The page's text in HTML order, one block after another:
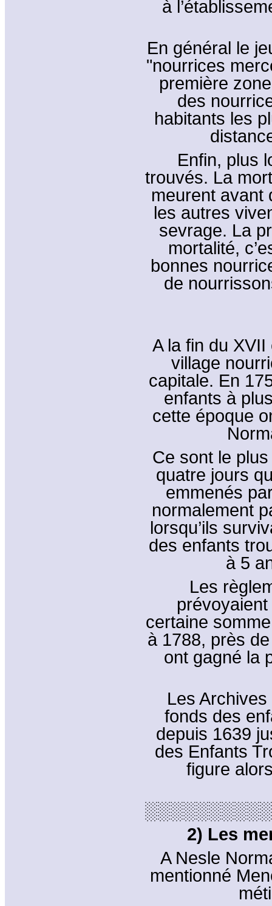
à
En général le
"nourrices
première
des
habitants les
Enfin, plus
trouvés. La
meurent avant
les autres
sevrage. La
mortalité,
bonnes
de
A la fin du XVII
village
capitale. En
enfants à
cette époque
Ce sont le
quatre jours
emmenés
normalement
lorsqu’ils
des enfants
à 5
Les
certaine
à 1788, près
ont gagné la
Les
fonds des
depuis 1639
des Enfants
figure
2) Les
A Nesle
mentionné